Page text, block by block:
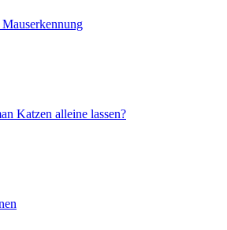
Katzen alleine lassen?